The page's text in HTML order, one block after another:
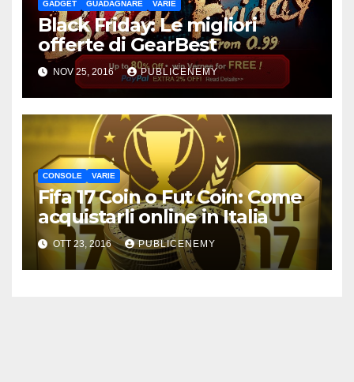
GADGET GUADAGNARE VARIE
Black Friday: Le migliori
offerte di GearBest
NOV 25, 2016 PUBLICENEMY
CONSOLE VARIE
Fifa 17 Coin o Fut Coin: Come
acquistarli online in Italia
OTT 23, 2016 PUBLICENEMY